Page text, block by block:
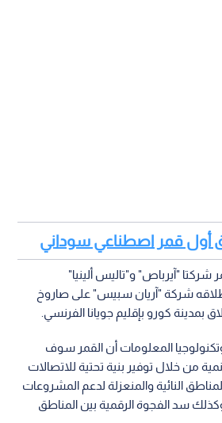
أول قمر اصطناعي سوداني
شركتا "آيرباص" و"تاليس ألينيا"
شركة "آريان سبيس" على صاروخ
المعلومات أن القمر سوف
من خلال توفير بنية تحتية للاتصالات
النائية والمنعزلة لدعم المشروعات
سد الفجوة الرقمية بين المناطق